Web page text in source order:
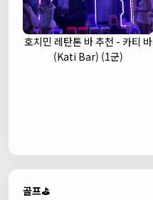
호치민 레탄톤 바 추천 - 카티 바
(Kati Bar) (1군)
골프⛳